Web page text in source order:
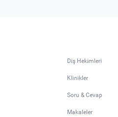
Diş Hekimleri
Klinikler
Soru & Cevap
Makaleler